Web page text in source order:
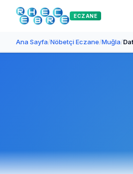
ECZANE
Ana Sayfa/Nöbetçi Eczane/Muğla/